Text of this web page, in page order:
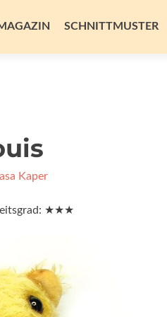
SCHNITTMUSTER
Kaper
★★★